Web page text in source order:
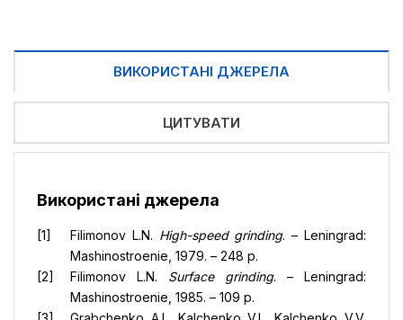
ВИКОРИСТАНІ ДЖЕРЕЛА
ЦИТУВАТИ
Використані джерела
Filimonov L.N. High-speed grinding. – Leningrad:
Mashinostroenie, 1979. – 248 p.
Filimonov L.N. Surface grinding. – Leningrad:
Mashinostroenie, 1985. – 109 p.